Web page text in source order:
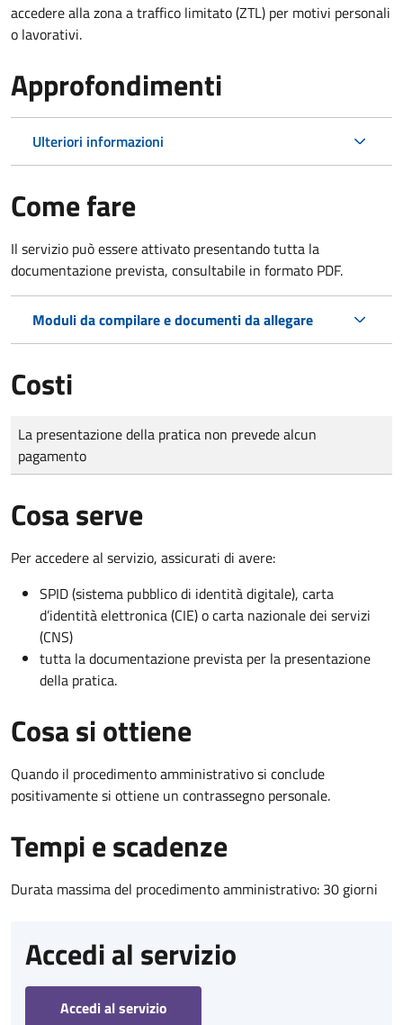
accedere alla zona a traffico limitato (ZTL) per motivi personali
o lavorativi.
Approfondimenti
Ulteriori informazioni
Come fare
Il servizio può essere attivato presentando tutta la
documentazione prevista, consultabile in formato PDF.
Moduli da compilare e documenti da allegare
Costi
Tipo di pagamento
Importo
La presentazione della pratica non prevede alcun
pagamento
Cosa serve
Per accedere al servizio, assicurati di avere:
SPID (sistema pubblico di identità digitale), carta
d’identità elettronica (CIE) o carta nazionale dei servizi
(CNS)
tutta la documentazione prevista per la presentazione
della pratica.
Cosa si ottiene
Quando il procedimento amministrativo si conclude
positivamente si ottiene un contrassegno personale.
Tempi e scadenze
Durata massima del procedimento amministrativo: 30 giorni
Accedi al servizio
Accedi al servizio